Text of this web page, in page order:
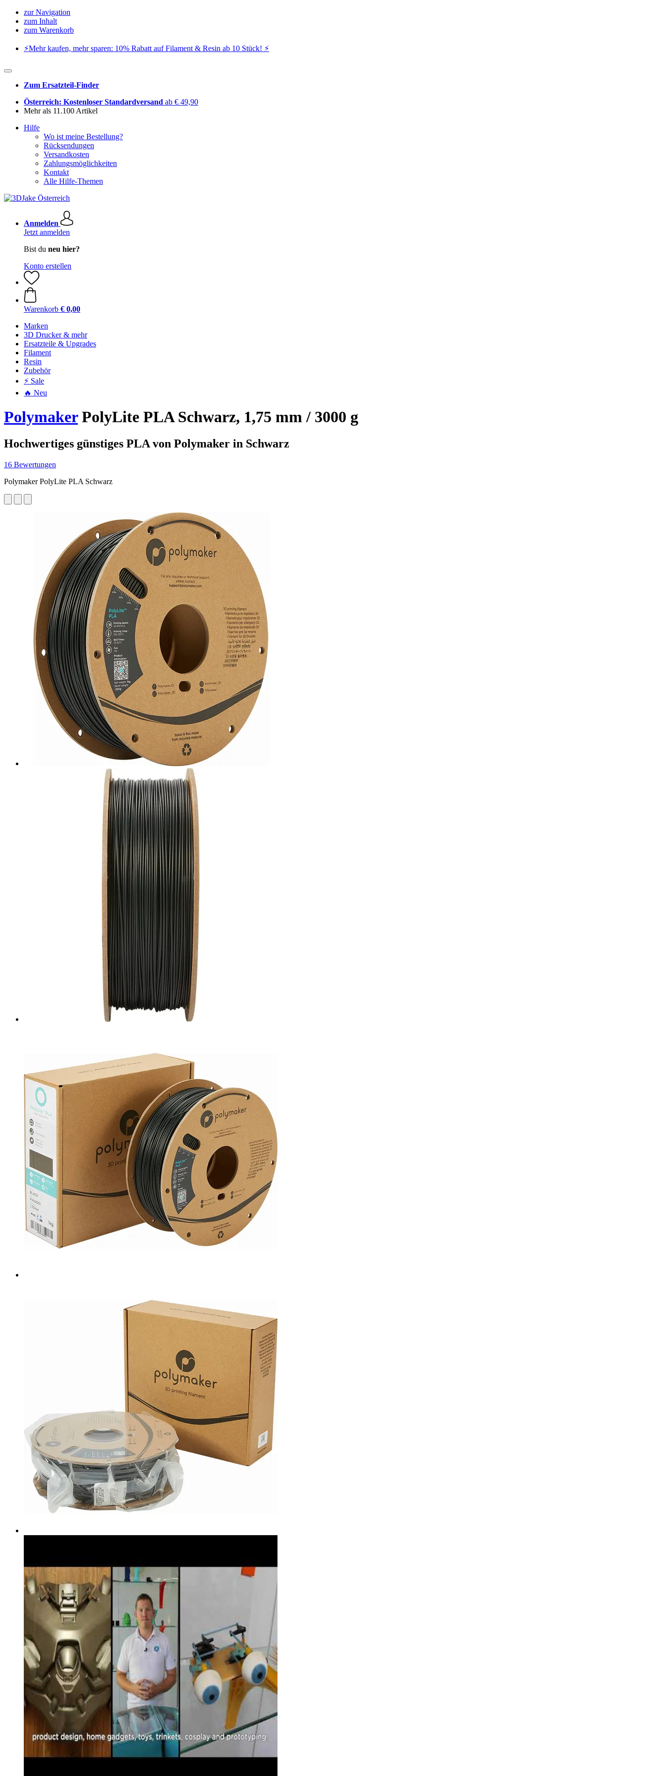
zur Navigation
zum Inhalt
zum Warenkorb
⚡️Mehr kaufen, mehr sparen: 10% Rabatt auf Filament & Resin ab 10 Stück! ⚡️
Zum Ersatzteil-Finder
Österreich: Kostenloser Standardversand ab € 49,90
Mehr als 11.100 Artikel
Hilfe
Wo ist meine Bestellung?
Rücksendungen
Versandkosten
Zahlungsmöglichkeiten
Kontakt
Alle Hilfe-Themen
Anmelden
Jetzt anmelden
Bist du neu hier?
Konto erstellen
Warenkorb € 0,00
Marken
3D Drucker & mehr
Ersatzteile & Upgrades
Filament
Resin
Zubehör
⚡ Sale
🔥 Neu
PolymakerPolyLite PLA Schwarz, 1,75 mm / 3000 g
Hochwertiges günstiges PLA von Polymaker in Schwarz
16 Bewertungen
Polymaker PolyLite PLA Schwarz